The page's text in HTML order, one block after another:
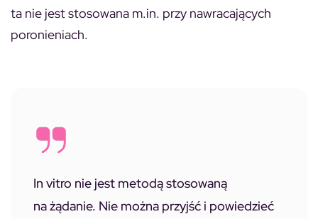
ta nie jest stosowana m.in. przy nawracających
poronieniach.
In vitro nie jest metodą stosowaną
na żądanie. Nie można przyjść i powiedzieć